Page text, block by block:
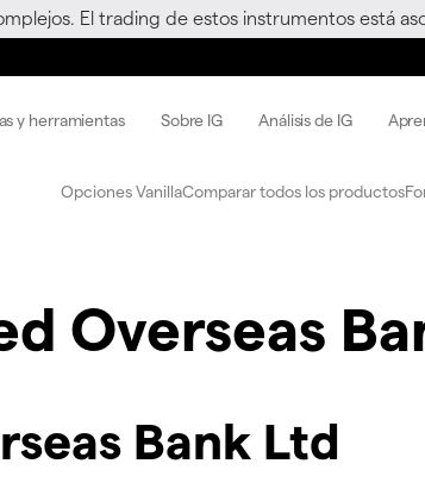
El trading de estos instrumentos está
y herramientas Sobre IG Análisis de IG
Opciones VanillaComparar todos los productos
Overseas
Bank Ltd